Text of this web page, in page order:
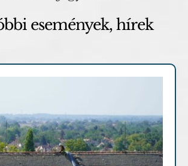
események, hírek
Archív cikkek